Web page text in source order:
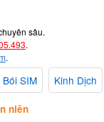
sâu.
.
.
Bói SIM Kinh Dịch
niên